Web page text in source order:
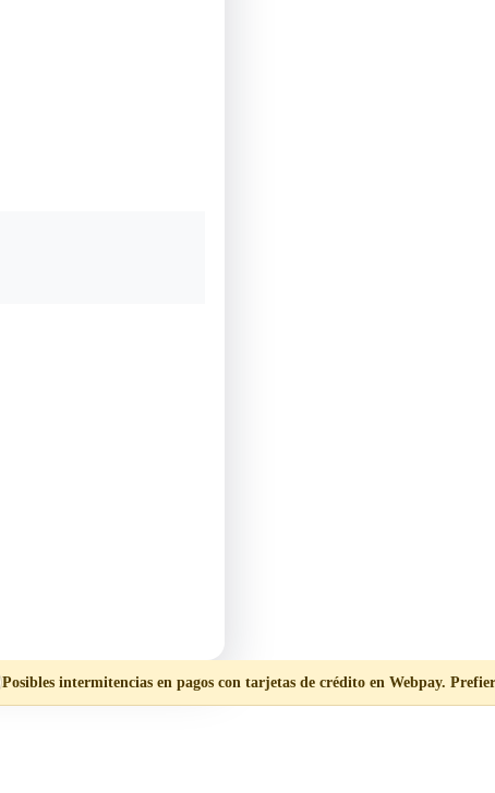
Posibles intermitencias en pagos con tarjetas de crédito en Webpay.